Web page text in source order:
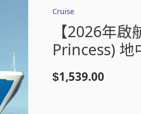
Cruise
【2026年
Princess) 地
$1,539.00